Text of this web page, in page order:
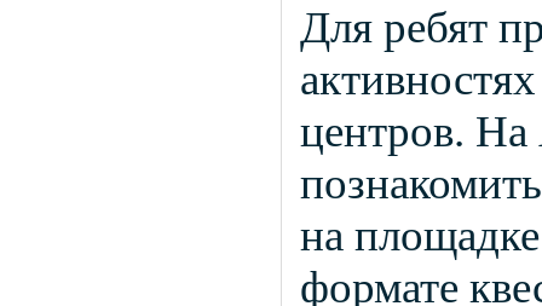
Для ребят
центров. На
на
формате